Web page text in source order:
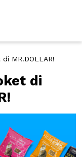
MR.DOLLAR!
di